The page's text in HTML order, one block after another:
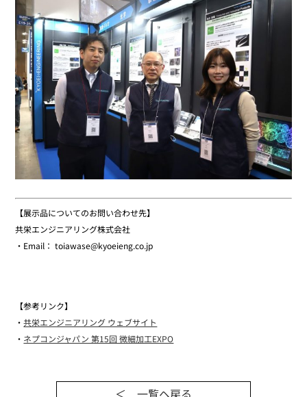
【展示品についてのお問い合わせ先】
共栄エンジニアリング株式会社
・Email： toiawase@kyoeieng.co.jp
【参考リンク】
・共栄エンジニアリング ウェブサイト
・ ネプコンジャパン 第15回 微細加工EXPO